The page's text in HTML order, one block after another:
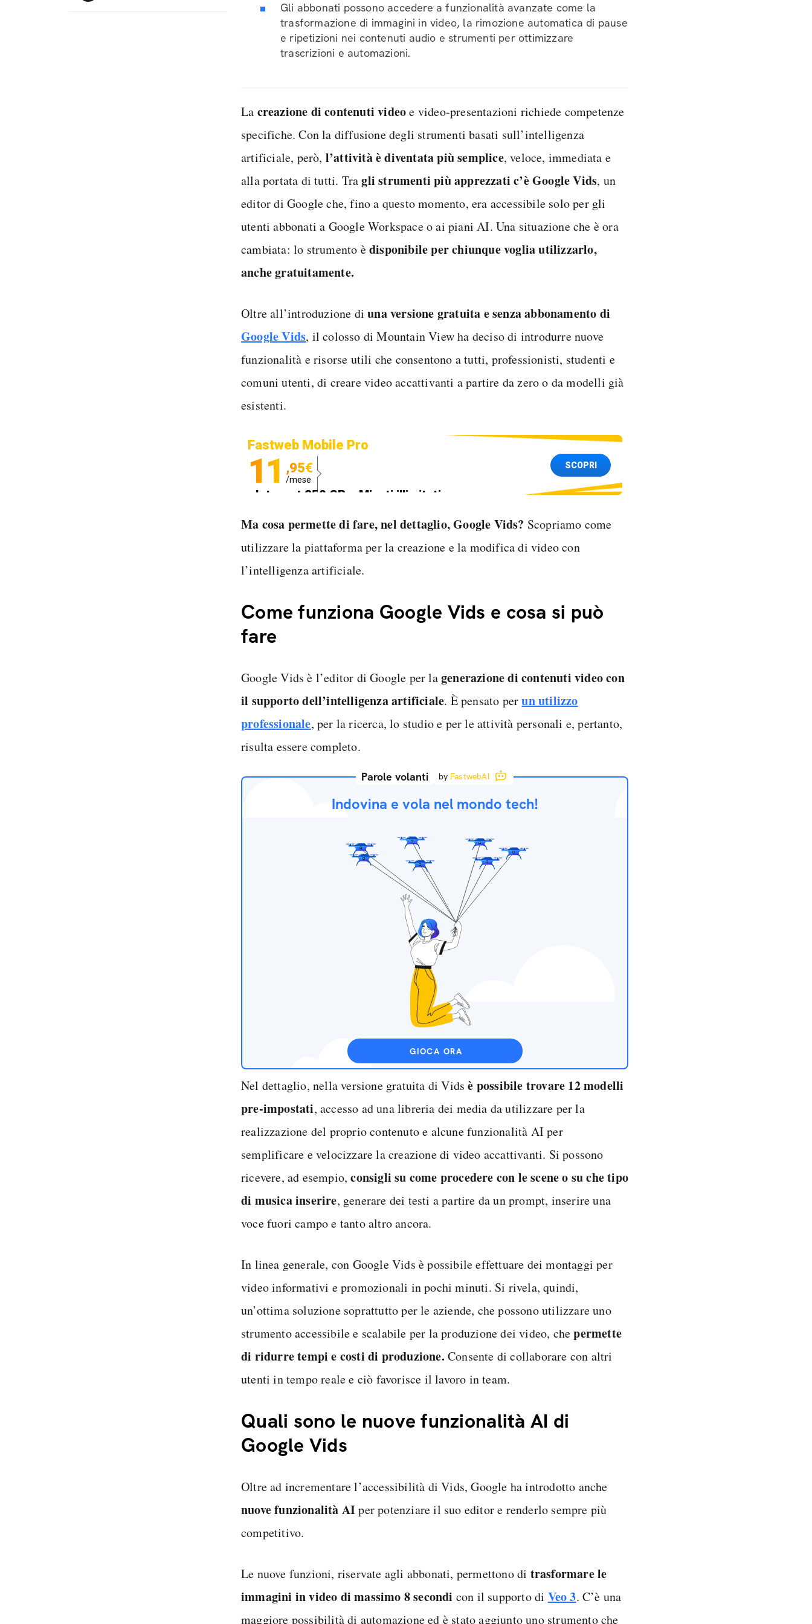
Gli abbonati possono accedere a funzionalità avanzate come la
trasformazione di immagini in video, la rimozione automatica di pause
e ripetizioni nei contenuti audio e strumenti per ottimizzare
trascrizioni e automazioni.
La creazione di contenuti videoe video-presentazioni richiede competenze
specifiche. Con la diffusione degli strumenti basati sull’intelligenza
artificiale, però, l’attività è diventata più semplice, veloce, immediata e
alla portata di tutti. Tragli strumenti più apprezzati c’è Google Vids, un
editor di Google che, fino a questo momento, era accessibile solo per gli
utenti abbonati a Google Workspace o ai piani AI. Una situazione che è ora
cambiata: lo strumento èdisponibile per chiunque voglia utilizzarlo,
anche gratuitamente.
Oltre all’introduzione diuna versione gratuita e senza abbonamento di
Google Vids, il colosso di Mountain View ha deciso di introdurre nuove
funzionalità e risorse utili che consentono a tutti, professionisti, studenti e
comuni utenti, di creare video accattivanti a partire da zero o da modelli già
esistenti.
Fastweb Mobile Pro
11 ,95€
/mese
Internet 250 GB e Minuti illimitati
SCOPRI
Ma cosa permette di fare, nel dettaglio, Google Vids? Scopriamo come
utilizzare la piattaforma per la creazione e la modifica di video con
l’intelligenza artificiale.
Come funziona Google Vids e cosa si può
fare
Google Vids è l’editor di Google per lagenerazione di contenuti video con
il supporto dell’intelligenza artificiale. È pensato perun utilizzo
professionale, per la ricerca, lo studio e per le attività personali e, pertanto,
risulta essere completo.
Parole volanti by FastwebAI
Indovina e vola nel mondo tech!
GIOCA ORA
Nel dettaglio, nella versione gratuita di Vidsè possibile trovare 12 modelli
pre-impostati, accesso ad una libreria dei media da utilizzare per la
realizzazione del proprio contenuto e alcune funzionalità AI per
semplificare e velocizzare la creazione di video accattivanti. Si possono
ricevere, ad esempio,consigli su come procedere con le scene o su che tipo
di musica inserire, generare dei testi a partire da un prompt, inserire una
voce fuori campo e tanto altro ancora.
In linea generale, con Google Vids è possibile effettuare dei montaggi per
video informativi e promozionali in pochi minuti. Si rivela, quindi,
un’ottima soluzione soprattutto per le aziende, che possono utilizzare uno
strumento accessibile e scalabile per la produzione dei video, chepermette
di ridurre tempi e costi di produzione. Consente di collaborare con altri
utenti in tempo reale e ciò favorisce il lavoro in team.
Quali sono le nuove funzionalità AI di
Google Vids
Oltre ad incrementare l’accessibilità di Vids, Google ha introdotto anche
nuove funzionalità AIper potenziare il suo editor e renderlo sempre più
competitivo.
Le nuove funzioni, riservate agli abbonati, permettono di trasformare le
immagini in video di massimo 8 secondi con il supporto di Veo 3. C’è una
maggiore possibilità di automazione ed è stato aggiunto uno strumento che